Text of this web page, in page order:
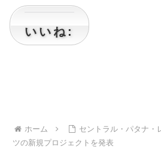
いいね:
ホーム
セントラル・パタナ・
ツの新規プロジェクトを発表